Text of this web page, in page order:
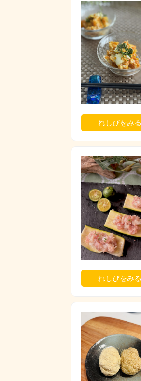
れしぴをみる
れしぴをみる